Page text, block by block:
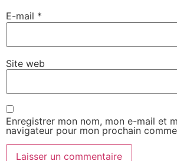
E-mail *
Site web
Enregistrer mon nom, mon e-mail et
navigateur pour mon prochain